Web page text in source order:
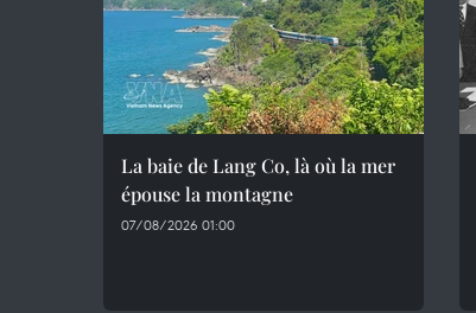
La baie de Lang Co, là où la mer
épouse la montagne
07/08/2026 01:00